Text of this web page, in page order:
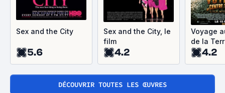
Sex and the City
5.6
Sex and the City, le
film
4.2
Voyage
de la
4.2
DÉCOUVRIR TOUTES LES ŒUVRES